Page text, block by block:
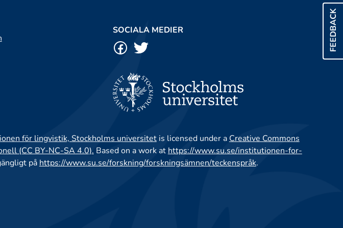
FEEDBACK
SOCIALA MEDIER
för lingvistik, Stockholms universitetis licensed under a Creative Commons
(CC BY-NC-SA 4.0). Based on a work at https://www.su.se/institutionen-for-
på https://www.su.se/forskning/forskningsämnen/teckenspråk.